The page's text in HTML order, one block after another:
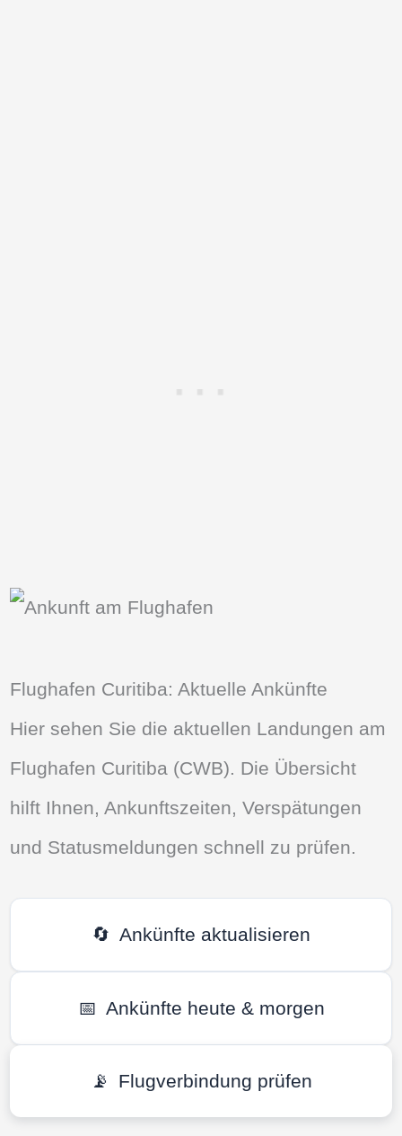
Flughafen Curitiba: Aktuelle Ankünfte
Hier sehen Sie die aktuellen Landungen am
Flughafen Curitiba (CWB). Die Übersicht
hilft Ihnen, Ankunftszeiten, Verspätungen
und Statusmeldungen schnell zu prüfen.
🔄 Ankünfte aktualisieren
📅 Ankünfte heute & morgen
📡 Flugverbindung prüfen